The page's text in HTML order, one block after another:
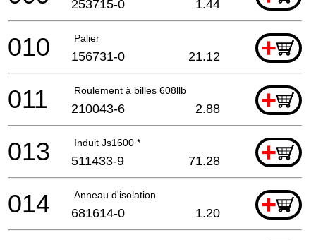
253715-0 1.44
Palier +
010 156731-0 21.12
Roulement à billes 608llb +
011 210043-6 2.88
Induit Js1600 * +
013 511433-9 71.28
Anneau d'isolation +
014 681614-0 1.20